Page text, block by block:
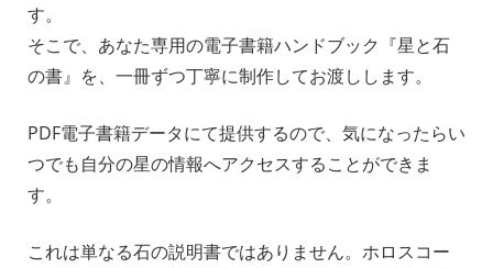
す。
そこで、あなた専用の電子書籍ハンドブック『星と石
の書』を、一冊ずつ丁寧に制作してお渡しします。
PDF電子書籍データにて提供するので、気になったらい
つでも自分の星の情報へアクセスすることができま
す。
これは単なる石の説明書ではありません。ホロスコー